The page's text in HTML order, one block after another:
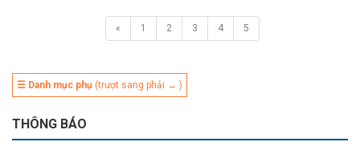
« 1 2 3 4 5
☰ Danh mục phụ (trượt sang phải → )
THÔNG BÁO